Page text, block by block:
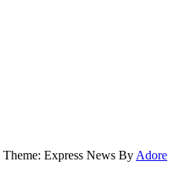
Theme: Express News By Adore